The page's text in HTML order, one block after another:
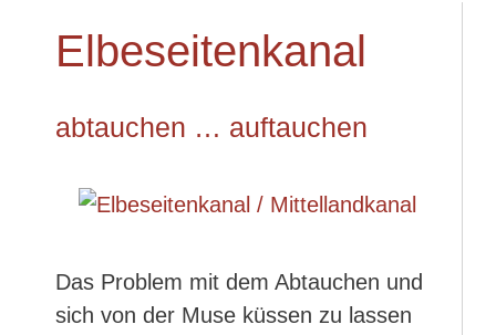
Elbeseitenkanal
abtauchen … auftauchen
Das Problem mit dem Abtauchen und
sich von der Muse küssen zu lassen